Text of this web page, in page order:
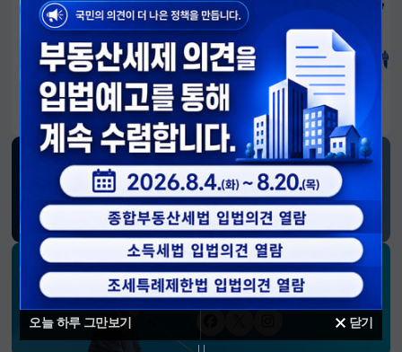
오늘 하루 그만보기 닫기
알림판
국민이 만든 대전환의 길-회복과 도약, 모두의 1년
재정경제부 SNS 소식
블로그페이스북트위터(X)유튜브인스타그램
소통하는 경제 리더 구윤철 장관의
SNS 채널